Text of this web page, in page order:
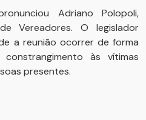
Adriano Polopoli,
Vereadores. O legislador
a reunião ocorrer de forma
às vítimas
presentes.